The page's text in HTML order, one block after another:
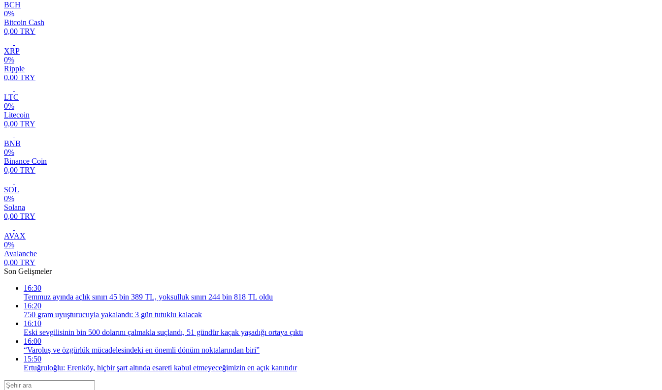
BCH
0%
Bitcoin Cash
0,00 TRY
XRP
0%
Ripple
0,00 TRY
LTC
0%
Litecoin
0,00 TRY
BNB
0%
Binance Coin
0,00 TRY
SOL
0%
Solana
0,00 TRY
AVAX
0%
Avalanche
0,00 TRY
Son Gelişmeler
16:30
Temmuz ayında açlık sınırı 45 bin 389 TL, yoksulluk sınırı 244 bin 818 TL oldu
16:20
750 gram uyuşturucuyla yakalandı: 3 gün tutuklu kalacak
16:10
Eski sevgilisinin bin 500 dolarını çalmakla suçlandı, 51 gündür kaçak yaşadığı ortaya çıktı
16:00
“Varoluş ve özgürlük mücadelesindeki en önemli dönüm noktalarından biri”
15:50
Ertuğruloğlu: Erenköy, hiçbir şart altında esareti kabul etmeyeceğimizin en açık kanıtıdır